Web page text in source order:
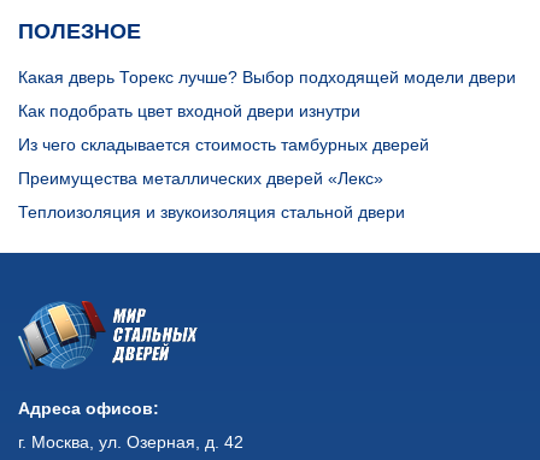
ПОЛЕЗНОЕ
Какая дверь Торекс лучше? Выбор подходящей модели двери
Как подобрать цвет входной двери изнутри
Из чего складывается стоимость тамбурных дверей
Преимущества металлических дверей «Лекс»
Теплоизоляция и звукоизоляция стальной двери
Адреса офисов:
г. Москва, ул. Озерная, д. 42